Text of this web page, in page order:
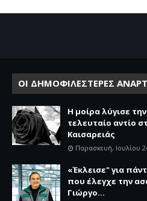
ΟΙ ΔΗΜΟΦΙΛΕΣΤΕΡΕΣ
Η μοίρα λύγισε
τελευταίο αντίο
Καισαρειάς
Παρασκευή, Ιουλίου
«Έκλεισε" για
που έλεγχε την
Γιώργο...